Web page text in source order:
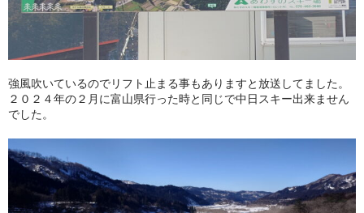
強風吹いているのでリフト止まる事もありますと放送してました。
２０２４年の２月に富山県行った時と同じで中日スキー出来ません
でした。